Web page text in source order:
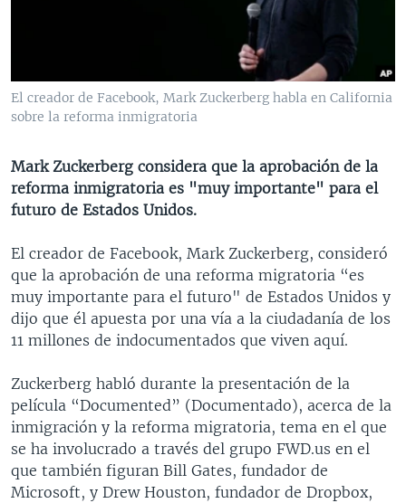
TECNOLOGÍA
DEPORTES
FOTOGRAFÍA
AUDIOS
EL MUNDO AL DÍA
FORO INTERAMERICANO
LAS CLAVES
PANORAMA
RADIO
AVANCE INFORMATIVO
BUENOS DÍAS AMÉRICA
ESTADOS UNIDOS AL DÍA
FORO [RADIO]
DEPORTIVO INTERNACIONAL
NOTA ECONÓMICA
ENTRETENIMIENTO
DIRECT
Learning English
Idiomas
El creador de Facebook, Mark Zuckerberg habla en California
sobre la reforma inmigratoria
Mark Zuckerberg considera que la aprobación de la
reforma inmigratoria es "muy importante" para el
futuro de Estados Unidos.
El creador de Facebook, Mark Zuckerberg, consideró
que la aprobación de una reforma migratoria “es
muy importante para el futuro" de Estados Unidos y
dijo que él apuesta por una vía a la ciudadanía de los
11 millones de indocumentados que viven aquí.
Zuckerberg habló durante la presentación de la
película “Documented” (Documentado), acerca de la
inmigración y la reforma migratoria, tema en el que
se ha involucrado a través del grupo FWD.us en el
que también figuran Bill Gates, fundador de
Microsoft, y Drew Houston, fundador de Dropbox,